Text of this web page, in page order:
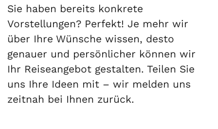
Sie haben bereits konkrete
Vorstellungen? Perfekt! Je mehr wir
über Ihre Wünsche wissen, desto
genauer und persönlicher können wir
Ihr Reiseangebot gestalten. Teilen Sie
uns Ihre Ideen mit – wir melden uns
zeitnah bei Ihnen zurück.